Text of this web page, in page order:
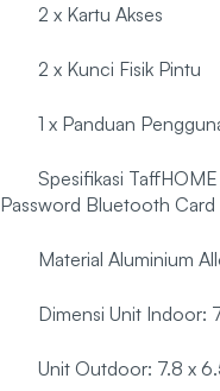
2 x Kartu Akses
2 x Kunci Fisik Pintu
1 x Panduan
Spesifikasi
Password Bluetooth
Material Aluminium
Dimensi Unit Indoor:
Unit Outdoor: 7.8 x